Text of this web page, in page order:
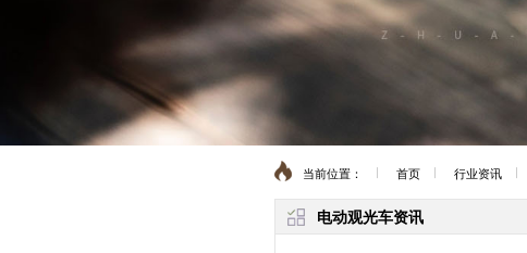
当前位置： 首页 行业资讯
电动观光车资讯